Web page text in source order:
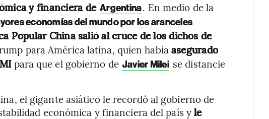
y financiera de Argentina. En medio de la
economías del mundo por los aranceles
Popular China salió al cruce de los dichos de
para América latina, quien había asegurado
para que el gobierno de Javier Milei se distancie
el gigante asiático le recordó al gobierno de
económica y financiera del país yle